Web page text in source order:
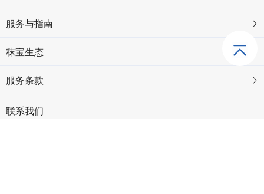
服务与指南
秣宝生态
服务条款
联系我们